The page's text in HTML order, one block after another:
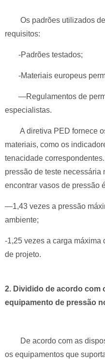
Os padrões utilizados
requisitos:
-Padrões testados;
-Materiais europeus
—Regulamentos de
especialistas.
A diretiva PED fornece
materiais, como os
tenacidade
pressão de teste necessária
encontrar vasos de pressão
—1,43 vezes a pressão
ambiente;
-1,25 vezes a carga máxima
de projeto.
2. Dividido de acordo com
equipamento de pressão
De acordo com as
os equipamentos que